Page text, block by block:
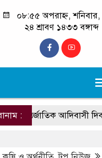
০৮:৫৫ অপরাহ্ন,
২৪ শ্রাবণ ১৪৩৩ বঙ্গাব্দ
: আদিবাসী দিবস: